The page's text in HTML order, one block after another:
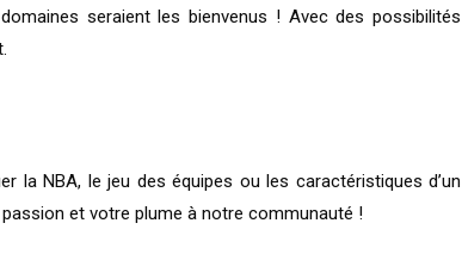
seraient les bienvenus ! Avec des possibilités
la NBA, le jeu des équipes ou les caractéristiques d’un
et votre plume à notre communauté !